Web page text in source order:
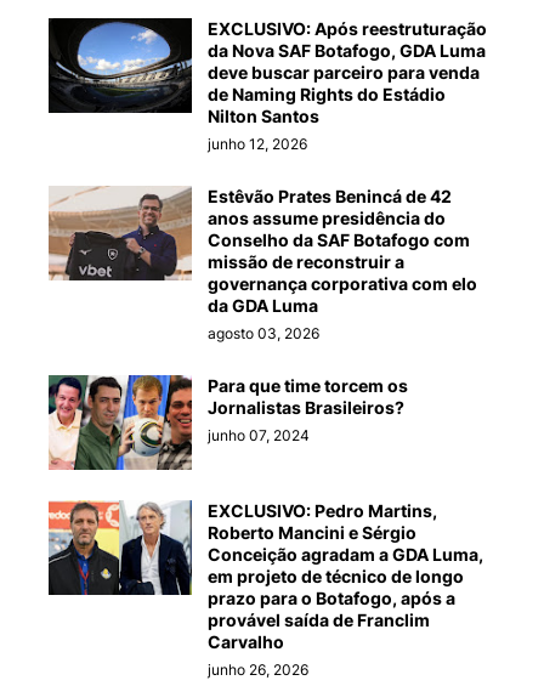
EXCLUSIVO: Após reestruturação
da Nova SAF Botafogo, GDA Luma
deve buscar parceiro para venda
de Naming Rights do Estádio
Nilton Santos
junho 12, 2026
Estêvão Prates Benincá de 42
anos assume presidência do
Conselho da SAF Botafogo com
missão de reconstruir a
governança corporativa com elo
da GDA Luma
agosto 03, 2026
Para que time torcem os
Jornalistas Brasileiros?
junho 07, 2024
EXCLUSIVO: Pedro Martins,
Roberto Mancini e Sérgio
Conceição agradam a GDA Luma,
em projeto de técnico de longo
prazo para o Botafogo, após a
provável saída de Franclim
Carvalho
junho 26, 2026